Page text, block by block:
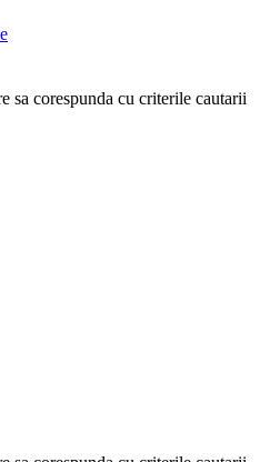
sa corespunda cu criterile cautarii